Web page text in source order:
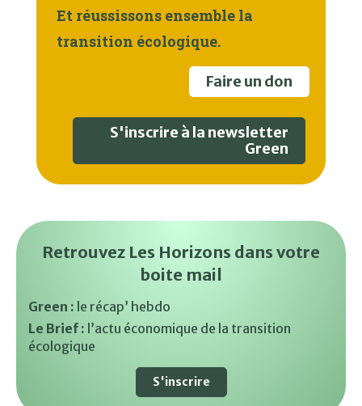
Et réussissons ensemble la
transition écologique.
Faire un don
S'inscrire à la newsletter
Green
Retrouvez Les Horizons dans votre
boite mail
Green : le récap’ hebdo
Le Brief : l’actu économique de la transition
écologique
S'inscrire